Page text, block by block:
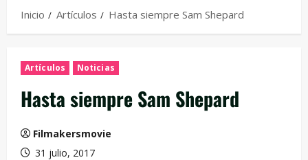
Inicio Artículos Hasta siempre Sam Shepard
Artículos Noticias
Hasta siempre Sam Shepard
Filmakersmovie
31 julio, 2017